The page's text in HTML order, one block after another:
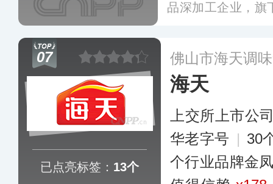
品深加工企业，旗
餐酱等多个系列
罐。更多
07
已点亮标签： 13个
佛山市海天调
海天
上交所上市公
华老字号 | 30
个行业品牌金